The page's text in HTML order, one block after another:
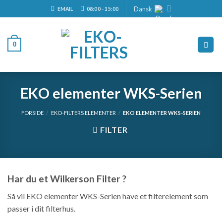
to
EMAIL 08:00 - 15:00 Dansk
0
EKO elementer WKS-Serien
FORSIDE / EKO-FILTERS ELEMENTER / EKO ELEMENTER WKS-SERIEN
FILTER
Har du et Wilkerson Filter ?
Så vil EKO elementer WKS-Serien have et filterelement som
passer i dit filterhus.